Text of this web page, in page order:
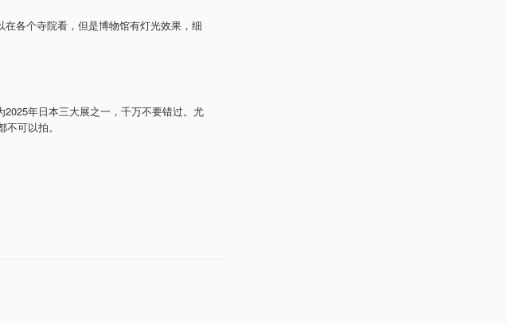
各个寺院看，但是博物馆有灯光效果，细
年日本三大展之一，千万不要错过。尤
可以拍。